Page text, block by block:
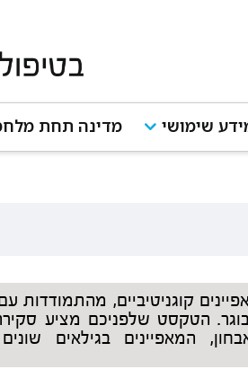
שימושי מדינה תחת
קוגניטיביים, מהתמודדות
הטקסט שלפניכם מציע
המאפיינים בגילאים שונים